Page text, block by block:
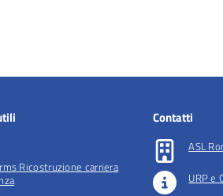
Ricostruzione carriera
Contatti
ASL
URP e